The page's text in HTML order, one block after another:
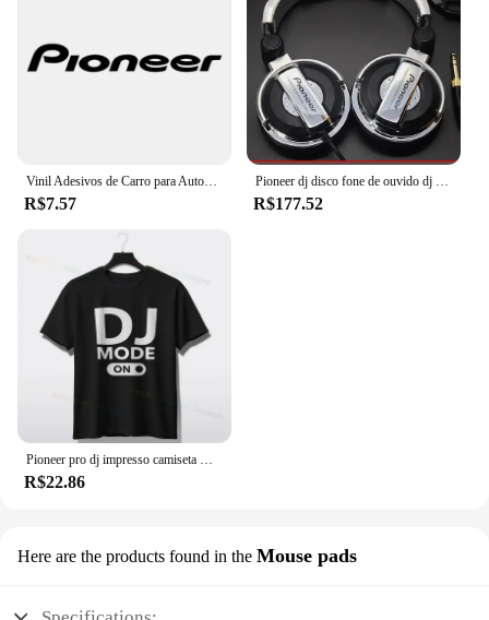
R$7.57 R$177.52
R$22.86
Here are the products found in the Mouse pads